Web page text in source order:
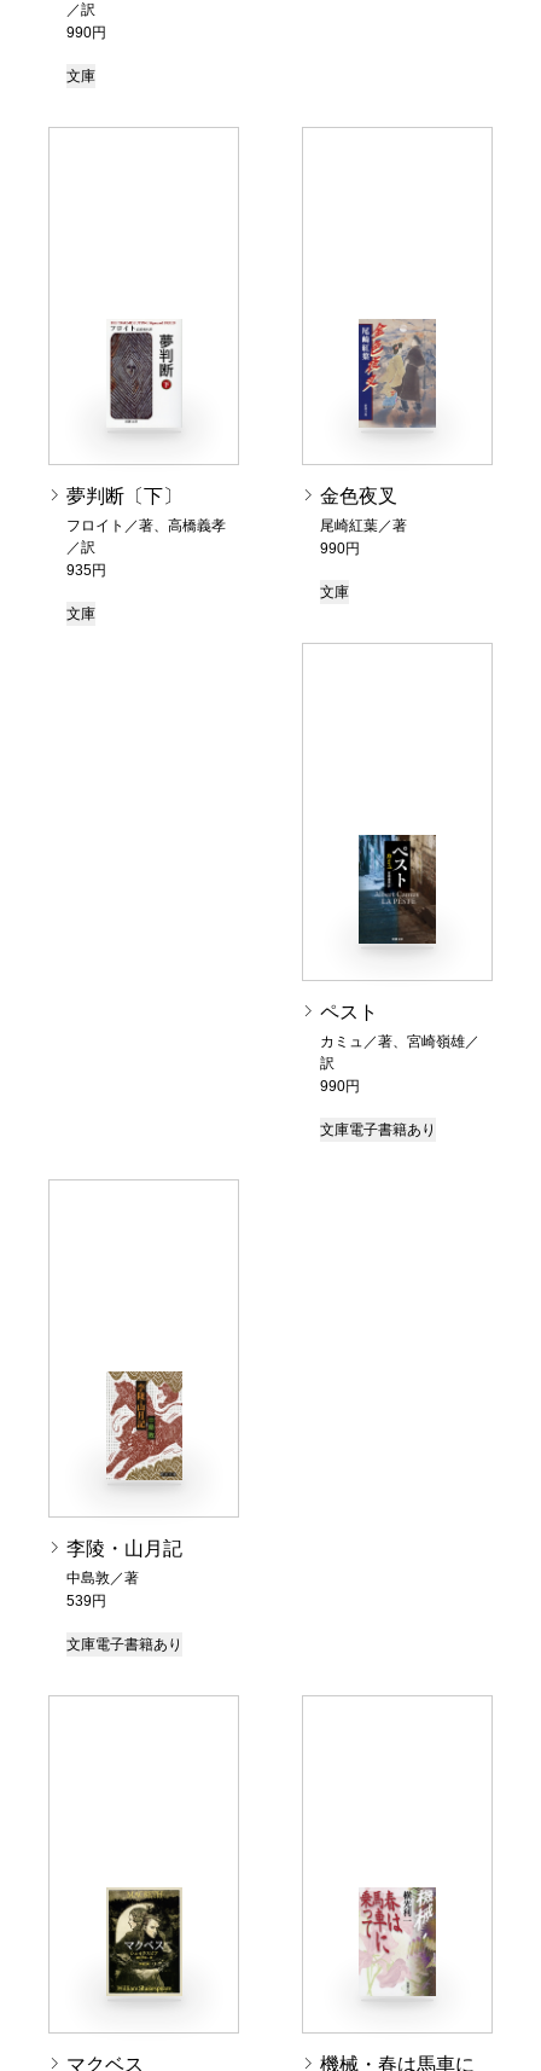
／訳
990円
文庫
夢判断〔下〕
フロイト／著、高橋義孝
／訳
935円
文庫
金色夜叉
尾崎紅葉／著
990円
文庫
ペスト
カミュ／著、宮崎嶺雄／
訳
990円
文庫電子書籍あり
李陵・山月記
中島敦／著
539円
文庫電子書籍あり
マクベス 機械・春は馬車に